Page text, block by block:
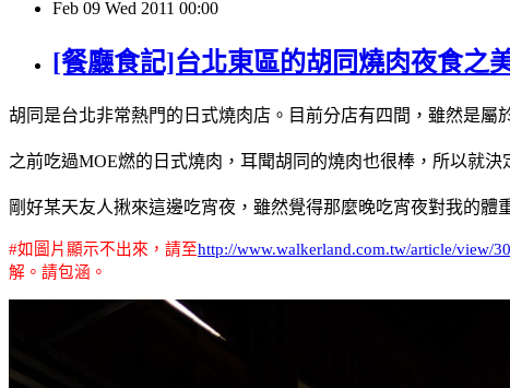
Feb 09 Wed 2011 00:00
[餐廳食記]台北東區的胡同燒肉夜食之
胡同是台北非常熱門的日式燒肉店。目前分店有四間，雖然是屬
之前吃過MOE燃的日式燒肉，耳聞胡同的燒肉也很棒，所以就決
剛好某天友人揪來這邊吃宵夜，雖然覺得那麼晚吃宵夜對我的體
#如圖片顯示不出來，請至http://www.walkerland.com.tw/article/view/
解。請包涵。